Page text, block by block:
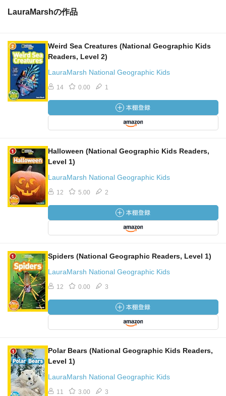
LauraMarshの作品
Weird Sea Creatures (National Geographic Kids
Readers, Level 2)
LauraMarsh National Geographic Kids
14 0.00 1
Halloween (National Geographic Kids Readers,
Level 1)
LauraMarsh National Geographic Kids
12 5.00 2
Spiders (National Geographic Readers, Level 1)
LauraMarsh National Geographic Kids
12 0.00 3
Polar Bears (National Geographic Kids Readers,
Level 1)
LauraMarsh National Geographic Kids
11 3.00 3